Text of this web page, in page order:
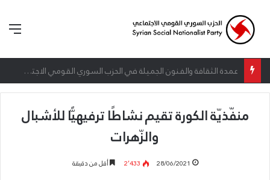
إطلاق المرصد الحقوقي القومي لمقاومة التطبيع تحت شعار: “سعادة لكل الأحرار”
منفّذيّة الكورة تقيم نشاطًا ترفيهيًّا للأشبال
والزّهرات
28/06/2021 2٬433 أقل من دقيقة